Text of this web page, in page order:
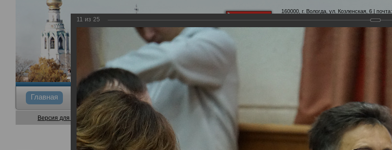
160000, г. Вологда, ул. Козленская, 6 | почта:
Главная Общие сведения Депутаты Комитеты
Версия для слабовидящих
11 из 25